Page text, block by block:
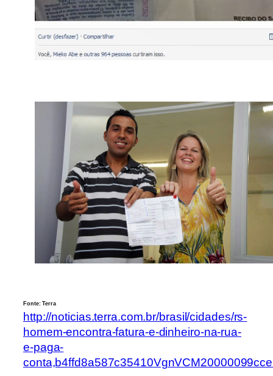
Fonte: Terra
http://noticias.terra.com.br/brasil/cidades/rs-
homem-encontra-fatura-e-dinheiro-na-rua-
e-paga-